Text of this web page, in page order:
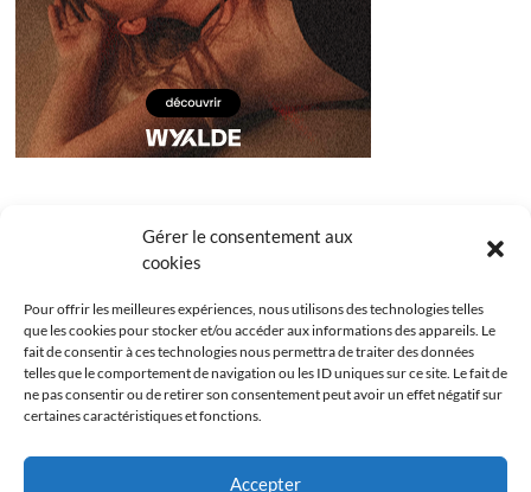
Gérer le consentement aux
cookies
Pour offrir les meilleures expériences, nous utilisons des technologies telles
que les cookies pour stocker et/ou accéder aux informations des appareils. Le
fait de consentir à ces technologies nous permettra de traiter des données
telles que le comportement de navigation ou les ID uniques sur ce site. Le fait de
ne pas consentir ou de retirer son consentement peut avoir un effet négatif sur
certaines caractéristiques et fonctions.
Accepter